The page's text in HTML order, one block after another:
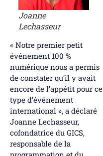
Joanne
Lechasseur
« Notre premier petit
événement 100 %
numérique nous a permis
de constater qu’il y avait
encore de l’appétit pour ce
type d’événement
international », a déclaré
Joanne Lechasseur,
cofondatrice du GICS,
responsable de la